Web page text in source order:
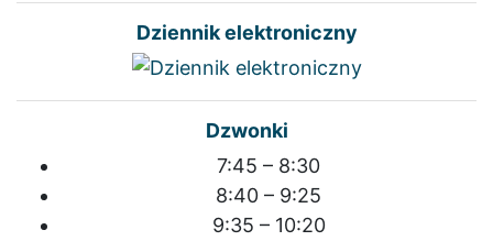
Dziennik elektroniczny
Dzwonki
7:45 – 8:30
8:40 – 9:25
9:35 – 10:20